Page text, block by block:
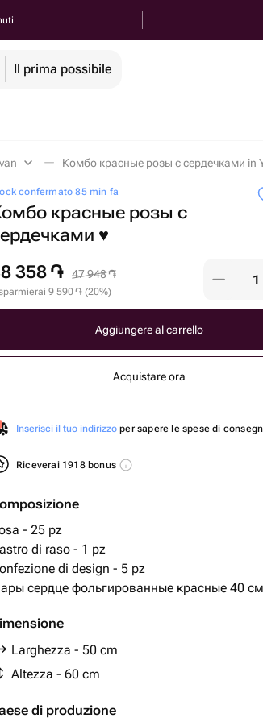
Il prima possibile
Комбо красные розы с сердечками in
confermato 85 min fa
красные розы с
♥️
358֏ 47 948֏
9 590֏ (20%)
Aggiungere al carrello
Acquistare ora
Inserisci il tuo indirizzo per sapere le spese di
Riceverai 1918 bonus
- 25 pz
di raso - 1 pz
di design - 5 pz
сердце фольгированные красные 40
Larghezza - 50 cm
Altezza - 60 cm
di produzione